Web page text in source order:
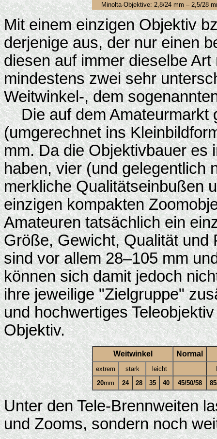
Minolta-Objektive: 2,8/24 mm – 2,5/28
Mit einem einzigen Objektiv
derjenige aus, der nur einen
diesen auf immer dieselbe
mindestens zwei sehr
Weitwinkel-, dem
Die auf dem Amateurmarkt
(umgerechnet ins
mm. Da die Objektivbauer es
haben, vier (und gelegentlich
merkliche Qualitätseinbußen
einzigen kompakten
Amateuren tatsächlich ein
Größe, Gewicht, Qualität und
sind vor allem 28–105 mm
können sich damit jedoch
ihre jeweilige "Zielgruppe"
und hochwertiges
Objektiv.
Weitwinkel Normal
extrem stark leicht
20mm 24 28 35 40 45/50/58
Unter den Tele-Brennweiten
und Zooms, sondern noch